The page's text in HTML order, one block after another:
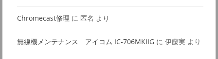
Chromecast修理 に 匿名 より
無線機メンテナンス アイコム IC-706MKIIG に 伊藤実 より